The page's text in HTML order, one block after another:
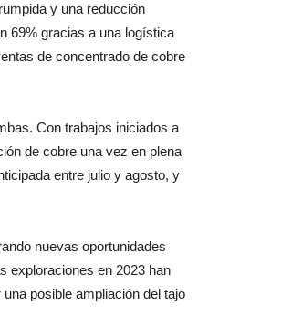
y una reducción
69% gracias a una logística
de concentrado de cobre
Con trabajos iniciados a
de cobre una vez en plena
entre julio y agosto, y
nuevas oportunidades
exploraciones en 2023 han
posible ampliación del tajo